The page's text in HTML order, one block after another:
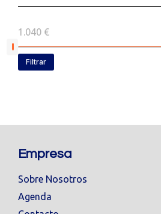
1.040 €
Filtrar
Empresa
Sobre Nosotros
Agenda